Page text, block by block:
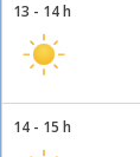
13 - 14 h
14 - 15 h